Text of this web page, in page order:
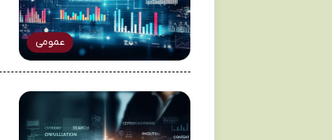
عمومی